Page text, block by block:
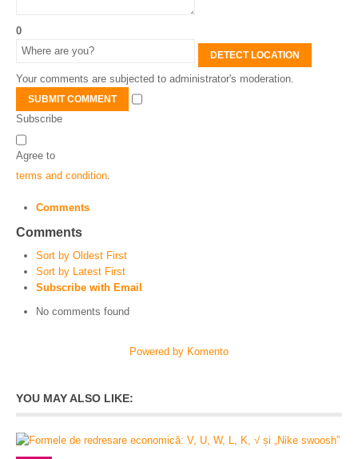
0
DETECT LOCATION
Your comments are subjected to administrator's moderation.
SUBMIT COMMENT
Subscribe
Agree to
terms and condition
Comments
Comments
Sort by Oldest First
Sort by Latest First
Subscribe with Email
No comments found
Powered by Komento
YOU MAY ALSO LIKE: